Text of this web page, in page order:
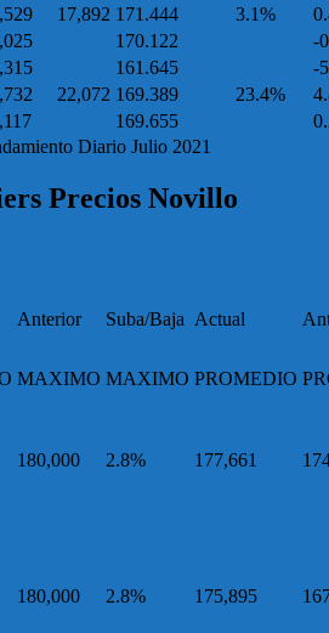
17,892 171.444 3.1%
170.122
-
161.645
-
22,072 169.389 23.4%
169.655
Diario Julio 2021
Precios Novillo
Anterior Suba/Baja Actual
MAXIMO MAXIMO PROMEDIO
180,000 2.8% 177,661
180,000 2.8% 175,895